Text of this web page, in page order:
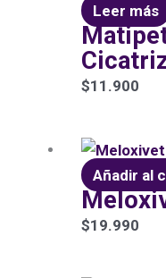
Leer más
$11.900
Añadir al
$19.990